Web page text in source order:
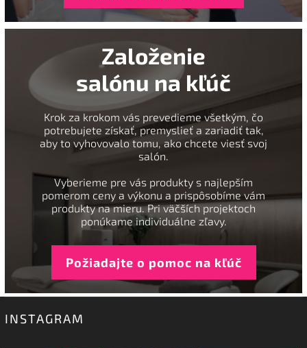
Založenie
salónu na kľúč
Krok za krokom vás prevedieme všetkým, čo
potrebujete získať, premyslieť a zariadiť tak,
aby to vyhovovalo tomu, ako chcete viesť svoj
salón.
Vyberieme pre vás produkty s najlepším
pomerom ceny a výkonu a prispôsobíme vám
produkty na mieru. Pri väčších projektoch
ponúkame individuálne zľavy.
Požiadajte o pomoc na kľúč
INSTAGRAM